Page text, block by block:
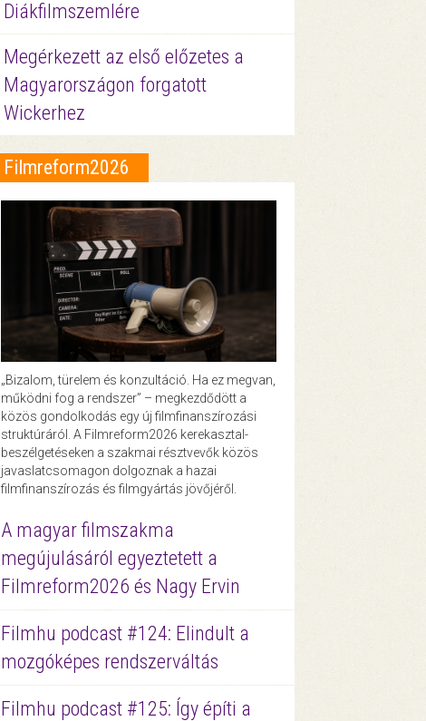
Diákfilmszemlére
Megérkezett az első előzetes a
Magyarországon forgatott
Wickerhez
Filmreform2026
„Bizalom, türelem és konzultáció. Ha ez megvan,
működni fog a rendszer” – megkezdődött a
közös gondolkodás egy új filmfinanszírozási
struktúráról. A Filmreform2026 kerekasztal-
beszélgetéseken a szakmai résztvevők közös
javaslatcsomagon dolgoznak a hazai
filmfinanszírozás és filmgyártás jövőjéről.
A magyar filmszakma
megújulásáról egyeztetett a
Filmreform2026 és Nagy Ervin
Filmhu podcast #124: Elindult a
mozgóképes rendszerváltás
Filmhu podcast #125: Így építi a